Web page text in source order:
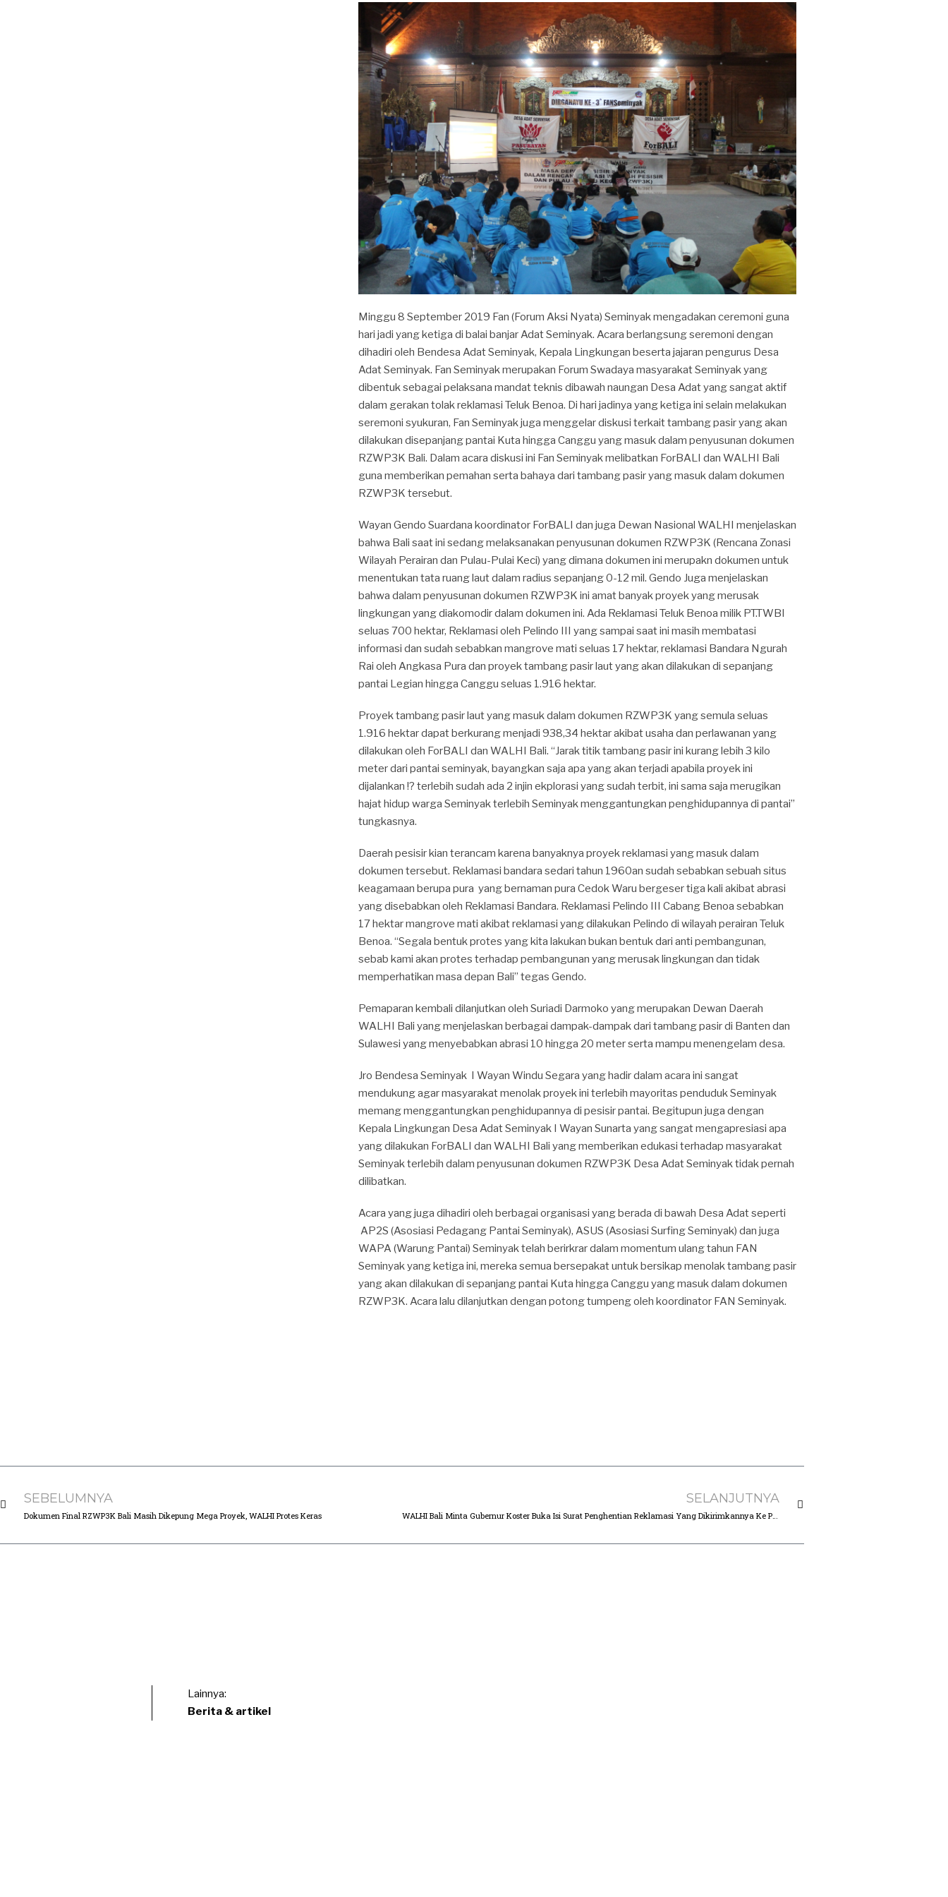
Minggu 8 September 2019 Fan (Forum Aksi Nyata) Seminyak mengadakan ceremoni guna
hari jadi yang ketiga di balai banjar Adat Seminyak. Acara berlangsung seremoni dengan
dihadiri oleh Bendesa Adat Seminyak, Kepala Lingkungan beserta jajaran pengurus Desa
Adat Seminyak. Fan Seminyak merupakan Forum Swadaya masyarakat Seminyak yang
dibentuk sebagai pelaksana mandat teknis dibawah naungan Desa Adat yang sangat aktif
dalam gerakan tolak reklamasi Teluk Benoa. Di hari jadinya yang ketiga ini selain melakukan
seremoni syukuran, Fan Seminyak juga menggelar diskusi terkait tambang pasir yang akan
dilakukan disepanjang pantai Kuta hingga Canggu yang masuk dalam penyusunan dokumen
RZWP3K Bali. Dalam acara diskusi ini Fan Seminyak melibatkan ForBALI dan WALHI Bali
guna memberikan pemahan serta bahaya dari tambang pasir yang masuk dalam dokumen
RZWP3K tersebut.
Wayan Gendo Suardana koordinator ForBALI dan juga Dewan Nasional WALHI menjelaskan
bahwa Bali saat ini sedang melaksanakan penyusunan dokumen RZWP3K (Rencana Zonasi
Wilayah Perairan dan Pulau-Pulai Keci) yang dimana dokumen ini merupakn dokumen untuk
menentukan tata ruang laut dalam radius sepanjang 0-12 mil. Gendo Juga menjelaskan
bahwa dalam penyusunan dokumen RZWP3K ini amat banyak proyek yang merusak
lingkungan yang diakomodir dalam dokumen ini. Ada Reklamasi Teluk Benoa milik PT.TWBI
seluas 700 hektar, Reklamasi oleh Pelindo III yang sampai saat ini masih membatasi
informasi dan sudah sebabkan mangrove mati seluas 17 hektar, reklamasi Bandara Ngurah
Rai oleh Angkasa Pura dan proyek tambang pasir laut yang akan dilakukan di sepanjang
pantai Legian hingga Canggu seluas 1.916 hektar.
Proyek tambang pasir laut yang masuk dalam dokumen RZWP3K yang semula seluas
1.916 hektar dapat berkurang menjadi 938,34 hektar akibat usaha dan perlawanan yang
dilakukan oleh ForBALI dan WALHI Bali. “Jarak titik tambang pasir ini kurang lebih 3 kilo
meter dari pantai seminyak, bayangkan saja apa yang akan terjadi apabila proyek ini
dijalankan !? terlebih sudah ada 2 injin ekplorasi yang sudah terbit, ini sama saja merugikan
hajat hidup warga Seminyak terlebih Seminyak menggantungkan penghidupannya di pantai”
tungkasnya.
Daerah pesisir kian terancam karena banyaknya proyek reklamasi yang masuk dalam
dokumen tersebut. Reklamasi bandara sedari tahun 1960an sudah sebabkan sebuah situs
keagamaan berupa pura yang bernaman pura Cedok Waru bergeser tiga kali akibat abrasi
yang disebabkan oleh Reklamasi Bandara. Reklamasi Pelindo III Cabang Benoa sebabkan
17 hektar mangrove mati akibat reklamasi yang dilakukan Pelindo di wilayah perairan Teluk
Benoa. “Segala bentuk protes yang kita lakukan bukan bentuk dari anti pembangunan,
sebab kami akan protes terhadap pembangunan yang merusak lingkungan dan tidak
memperhatikan masa depan Bali” tegas Gendo.
Pemaparan kembali dilanjutkan oleh Suriadi Darmoko yang merupakan Dewan Daerah
WALHI Bali yang menjelaskan berbagai dampak-dampak dari tambang pasir di Banten dan
Sulawesi yang menyebabkan abrasi 10 hingga 20 meter serta mampu menengelam desa.
Jro Bendesa Seminyak I Wayan Windu Segara yang hadir dalam acara ini sangat
mendukung agar masyarakat menolak proyek ini terlebih mayoritas penduduk Seminyak
memang menggantungkan penghidupannya di pesisir pantai. Begitupun juga dengan
Kepala Lingkungan Desa Adat Seminyak I Wayan Sunarta yang sangat mengapresiasi apa
yang dilakukan ForBALI dan WALHI Bali yang memberikan edukasi terhadap masyarakat
Seminyak terlebih dalam penyusunan dokumen RZWP3K Desa Adat Seminyak tidak pernah
dilibatkan.
Acara yang juga dihadiri oleh berbagai organisasi yang berada di bawah Desa Adat seperti
AP2S (Asosiasi Pedagang Pantai Seminyak), ASUS (Asosiasi Surfing Seminyak) dan juga
WAPA (Warung Pantai) Seminyak telah berirkrar dalam momentum ulang tahun FAN
Seminyak yang ketiga ini, mereka semua bersepakat untuk bersikap menolak tambang pasir
yang akan dilakukan di sepanjang pantai Kuta hingga Canggu yang masuk dalam dokumen
RZWP3K. Acara lalu dilanjutkan dengan potong tumpeng oleh koordinator FAN Seminyak.
SEBELUMNYA
Dokumen Final RZWP3K Bali Masih Dikepung Mega Proyek, WALHI Protes Keras
SELANJUTNYA
WALHI Bali Minta Gubernur Koster Buka Isi Surat Penghentian Reklamasi Yang Dikirimkannya Ke Pelindo III.
Lainnya:
Berita & artikel